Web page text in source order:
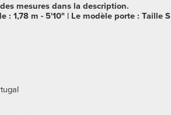
mesures dans la description.
: 1,78 m - 5'10" | Le modèle porte : Taille S